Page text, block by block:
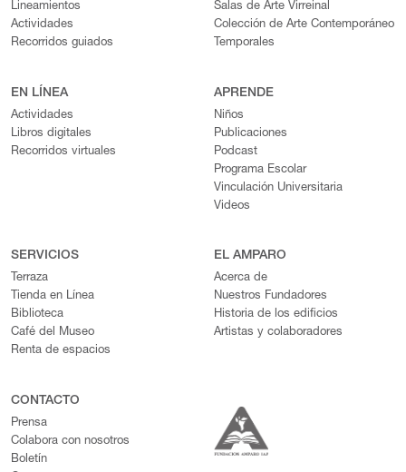
Lineamientos
Actividades
Recorridos guiados
Salas de Arte Virreinal
Colección de Arte Contemporáneo
Temporales
EN LÍNEA
Actividades
Libros digitales
Recorridos virtuales
APRENDE
Niños
Publicaciones
Podcast
Programa Escolar
Vinculación Universitaria
Videos
SERVICIOS
Terraza
Tienda en Línea
Biblioteca
Café del Museo
Renta de espacios
EL AMPARO
Acerca de
Nuestros Fundadores
Historia de los edificios
Artistas y colaboradores
CONTACTO
Prensa
Colabora con nosotros
Boletín